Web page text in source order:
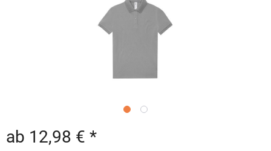
ab 12,98 € *